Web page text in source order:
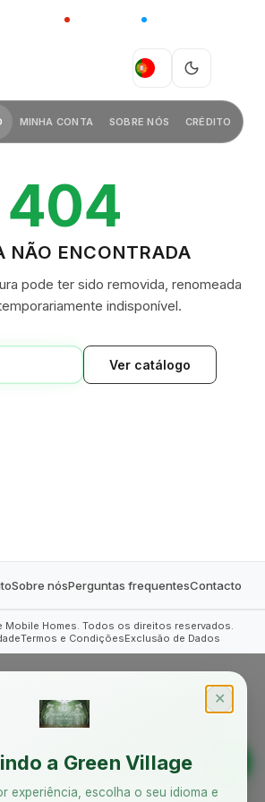
CHINA
PT
MINHA CONTA SOBRE NÓS CRÉDITO
404
NÃO ENCONTRADA
pode ter sido removida, renomeada
indisponível.
Ver catálogo
Sobre nósPerguntas frequentesContacto
Mobile Homes. Todos os direitos reservados.
Termos e CondiçõesExclusão de Dados
✕
a Green Village
experiência, escolha o seu idioma e